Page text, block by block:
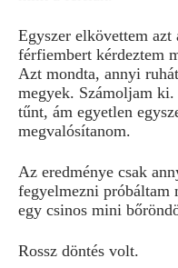
Egyszer elkövettem
férfiembert kérdeztem
Azt mondta, annyi
megyek. Számoljam
tűnt, ám egyetlen
megvalósítanom.
Az eredménye csak
fegyelmezni próbáltam
egy csinos mini
Rossz döntés volt.